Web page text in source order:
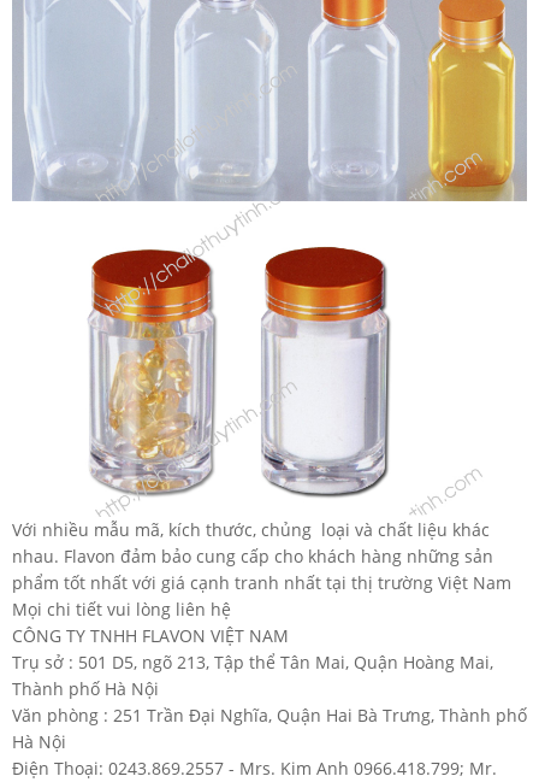
Với nhiều mẫu mã, kích thước, chủng loại và chất liệu khác
nhau. Flavon đảm bảo cung cấp cho khách hàng những sản
phẩm tốt nhất với giá cạnh tranh nhất tại thị trường Việt Nam
Mọi chi tiết vui lòng liên hệ
CÔNG TY TNHH FLAVON VIỆT NAM
Trụ sở : 501 D5, ngõ 213, Tập thể Tân Mai, Quận Hoàng Mai,
Thành phố Hà Nội
Văn phòng : 251 Trần Đại Nghĩa, Quận Hai Bà Trưng, Thành phố
Hà Nội
Điện Thoại: 0243.869.2557 - Mrs. Kim Anh 0966.418.799; Mr.